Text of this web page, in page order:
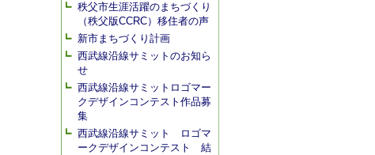
秩父市生涯活躍のまちづくり
（秩父版CCRC）移住者の声
新市まちづくり計画
西武線沿線サミットのお知ら
せ
西武線沿線サミットロゴマー
クデザインコンテスト作品募
集
西武線沿線サミット ロゴマ
ークデザインコンテスト 結